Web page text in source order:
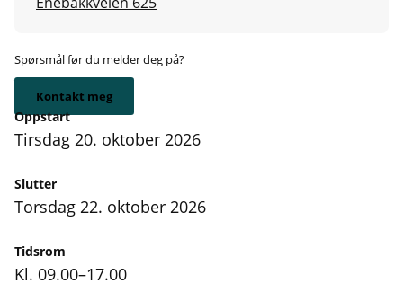
Spørsmål før du melder deg på?
Kontakt meg
Oppstart
tirsdag 20. oktober 2026
Slutter
torsdag 22. oktober 2026
Tidsrom
Kl. 09.00–17.00